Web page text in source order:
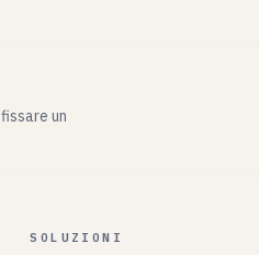
un
SOLUZIONI